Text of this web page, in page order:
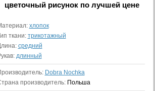
цветочный рисунок по лучшей цене
хлопок
ткани: трикотажный
средний
длинный
Dobra Nochka
производитель: Польша